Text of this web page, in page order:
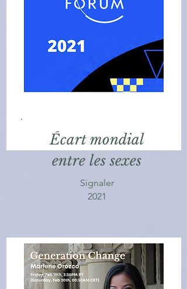
Écart mondial
entre les sexes
Signaler
2021